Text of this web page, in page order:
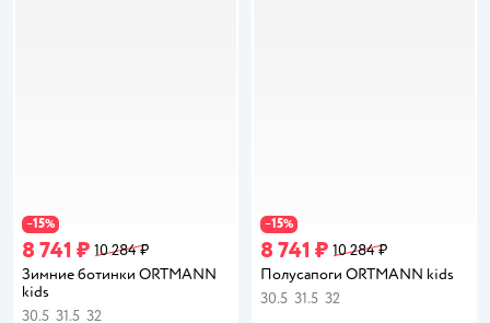
−15%
8 741 ₽ 10 284 ₽
Зимние ботинки ORTMANN
kids
30.5 31.5 32
−15%
8 741 ₽ 10 284 ₽
Полусапоги ORTMANN kids
30.5 31.5 32